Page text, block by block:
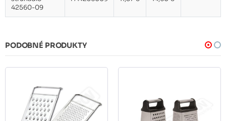
42560-09
PODOBNÉ PRODUKTY